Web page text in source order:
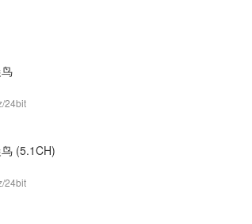
24bit
鸟 (5.1CH)
24bit